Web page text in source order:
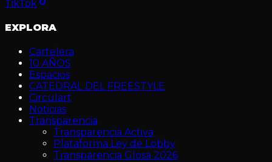
TikTok
EXPLORA
Cartelera
10 AÑOS
Espacios
CATEDRAL DEL FREESTYLE
Circulart
Noticias
Transparencia
Transparencia Activa
Plataforma Ley de Lobby
Transparencia Glosa 2026